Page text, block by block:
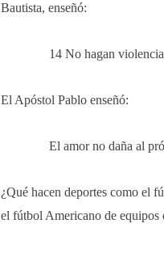
Bautista, enseñó:
14 No hagan
El Apóstol Pablo enseñó:
El amor no daña al
¿Qué hacen deportes como el
el fútbol Americano de equipos